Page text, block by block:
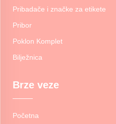
Pribadače i značke za etikete
Pribor
Poklon Komplet
Bilježnica
Brze veze
Početna